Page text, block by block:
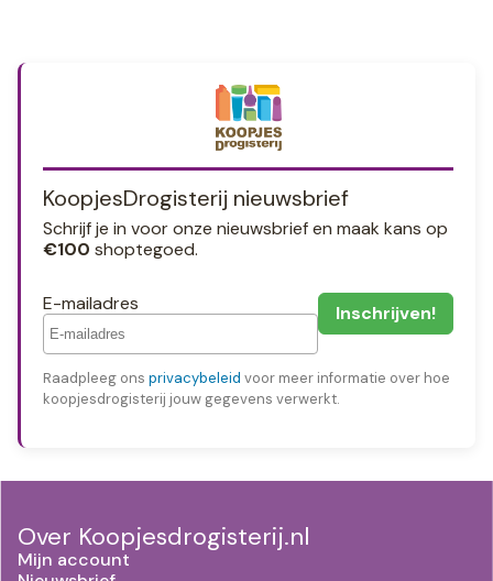
KoopjesDrogisterij nieuwsbrief
Schrijf je in voor onze nieuwsbrief en maak kans op
€100 shoptegoed.
E-mailadres
Raadpleeg ons privacybeleid voor meer informatie over hoe
koopjesdrogisterij jouw gegevens verwerkt.
Over Koopjesdrogisterij.nl
Mijn account